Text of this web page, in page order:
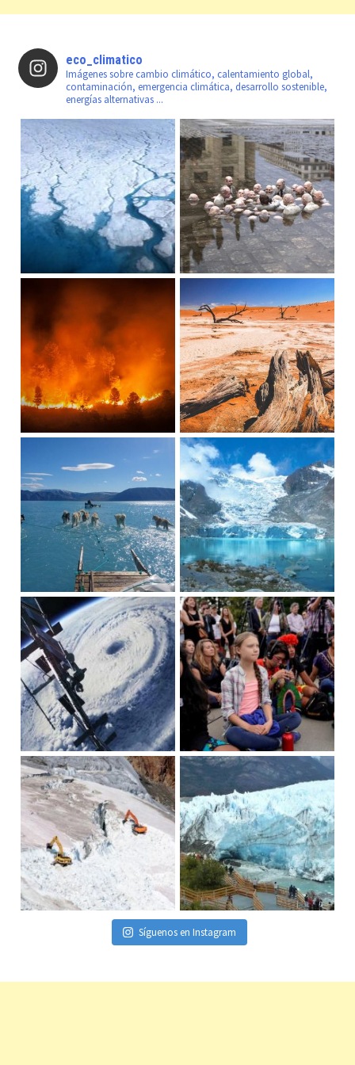
eco_climatico
Imágenes sobre cambio climático, calentamiento global,
contaminación, emergencia climática, desarrollo sostenible,
energías alternativas ...
Síguenos en Instagram